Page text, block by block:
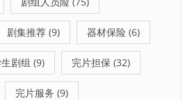
剧集推荐 (9) 器材保险 (6)
剧组 (9) 完片担保 (32)
完片服务 (9)